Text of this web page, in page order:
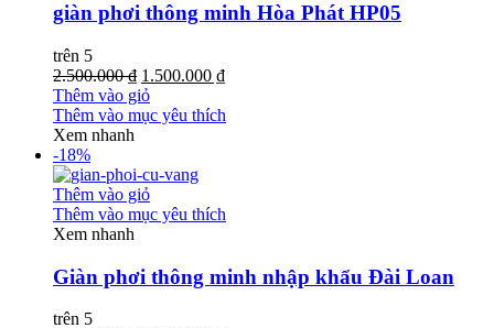
giàn phơi thông minh Hòa Phát HP05
trên 5
2.500.000 ₫ 1.500.000 ₫
Thêm vào giỏ
Thêm vào mục yêu thích
Xem nhanh
-18%
Thêm vào giỏ
Thêm vào mục yêu thích
Xem nhanh
Giàn phơi thông minh nhập khẩu Đài Loan
trên 5